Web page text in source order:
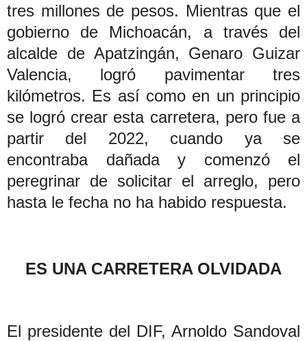
tres millones de pesos. Mientras que el
gobierno de Michoacán, a través del
alcalde de Apatzingán, Genaro Guizar
Valencia, logró pavimentar tres
kilómetros. Es así como en un principio
se logró crear esta carretera, pero fue a
partir del 2022, cuando ya se
encontraba dañada y comenzó el
peregrinar de solicitar el arreglo, pero
hasta le fecha no ha habido respuesta.
ES UNA CARRETERA OLVIDADA
El presidente del DIF, Arnoldo Sandoval